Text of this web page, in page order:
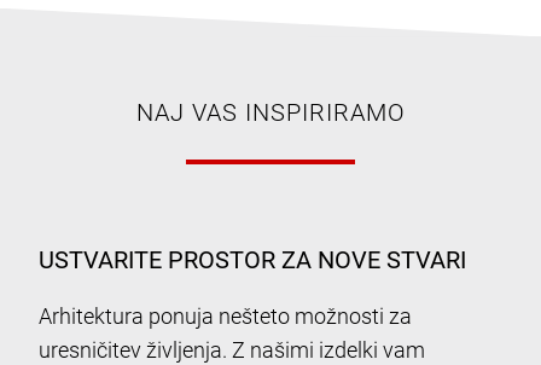
NAJ VAS INSPIRIRAMO
USTVARITE PROSTOR ZA NOVE STVARI
Arhitektura ponuja nešteto možnosti za
uresničitev življenja. Z našimi izdelki vam